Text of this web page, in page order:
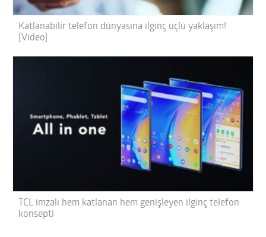
Katlanabilir telefon dünyasına ilginç üçlü yaklaşım!
[Video]
TCL imzalı hem katlanan hem genişleyen ilginç telefon
konsepti